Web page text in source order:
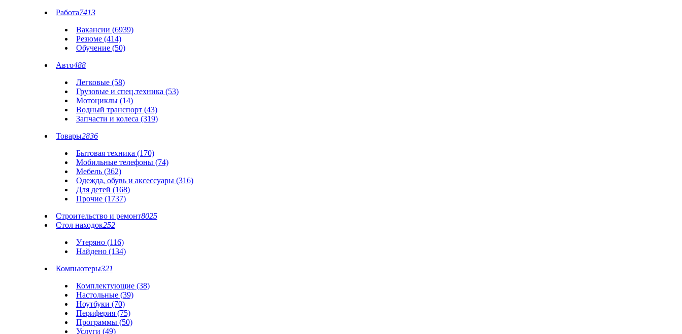
Работа7413
Вакансии (6939)
Резюме (414)
Обучение (50)
Авто488
Легковые (58)
Грузовые и спец.техника (53)
Мотоциклы (14)
Водный транспорт (43)
Запчасти и колеса (319)
Товары2836
Бытовая техника (170)
Мобильные телефоны (74)
Мебель (362)
Одежда, обувь и аксессуары (316)
Для детей (168)
Прочие (1737)
Строительство и ремонт8025
Стол находок252
Утеряно (116)
Найдено (134)
Компьютеры321
Комплектующие (38)
Настольные (39)
Ноутбуки (70)
Периферия (75)
Программы (50)
Услуги (49)